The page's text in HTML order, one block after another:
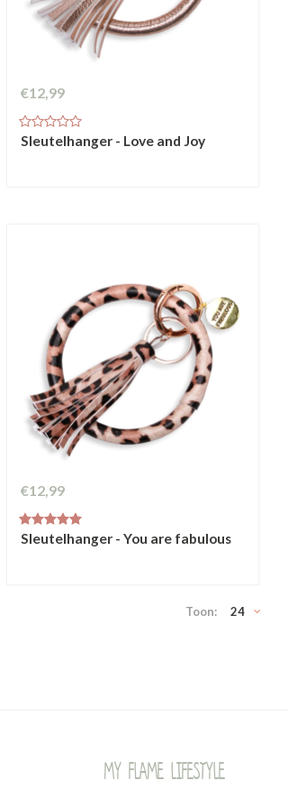
€12,99
Sleutelhanger - Love and Joy
€12,99
Sleutelhanger - You are fabulous
Toon: 24
My Flame Lifestyle